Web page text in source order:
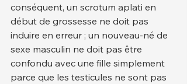
conséquent, un scrotum aplati en
début de grossesse ne doit pas
induire en erreur ; un nouveau-né de
sexe masculin ne doit pas être
confondu avec une fille simplement
parce que les testicules ne sont pas